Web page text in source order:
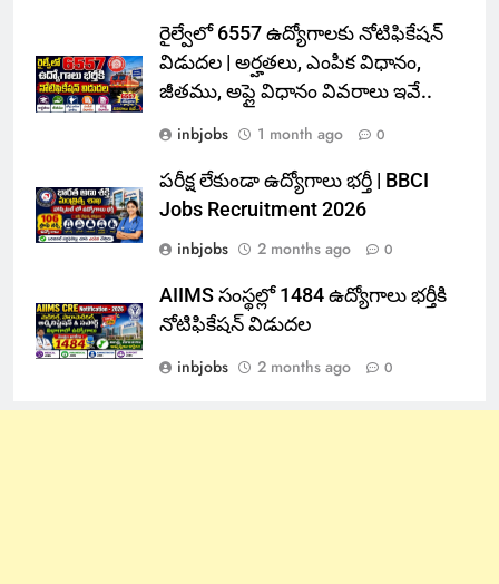
రైల్వేలో 6557 ఉద్యోగాలకు నోటిఫికేషన్
విడుదల | అర్హతలు, ఎంపిక విధానం,
జీతము, అప్లై విధానం వివరాలు ఇవే..
inbjobs
1 month ago 0
పరీక్ష లేకుండా ఉద్యోగాలు భర్తీ | BBCI
Jobs Recruitment 2026
inbjobs
2 months ago 0
AIIMS సంస్థల్లో 1484 ఉద్యోగాలు భర్తీకి
నోటిఫికేషన్ విడుదల
inbjobs
2 months ago 0